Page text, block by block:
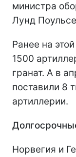
министра
Лунд
Ранее на
1500
гранат. А в
поставили 8
артиллерии.
Норвегия и